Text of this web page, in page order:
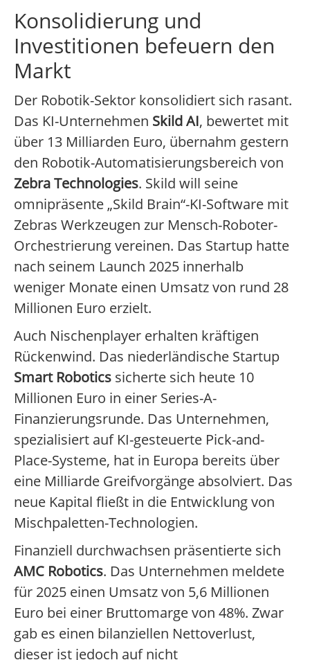
Konsolidierung und
Investitionen befeuern den
Markt
Der Robotik-Sektor konsolidiert sich rasant.
Das KI-Unternehmen Skild AI, bewertet mit
über 13 Milliarden Euro, übernahm gestern
den Robotik-Automatisierungsbereich von
Zebra Technologies. Skild will seine
omnipräsente „Skild Brain“-KI-Software mit
Zebras Werkzeugen zur Mensch-Roboter-
Orchestrierung vereinen. Das Startup hatte
nach seinem Launch 2025 innerhalb
weniger Monate einen Umsatz von rund 28
Millionen Euro erzielt.
Auch Nischenplayer erhalten kräftigen
Rückenwind. Das niederländische Startup
Smart Robotics sicherte sich heute 10
Millionen Euro in einer Series-A-
Finanzierungsrunde. Das Unternehmen,
spezialisiert auf KI-gesteuerte Pick-and-
Place-Systeme, hat in Europa bereits über
eine Milliarde Greifvorgänge absolviert. Das
neue Kapital fließt in die Entwicklung von
Mischpaletten-Technologien.
Finanziell durchwachsen präsentierte sich
AMC Robotics. Das Unternehmen meldete
für 2025 einen Umsatz von 5,6 Millionen
Euro bei einer Bruttomarge von 48%. Zwar
gab es einen bilanziellen Nettoverlust,
dieser ist jedoch auf nicht